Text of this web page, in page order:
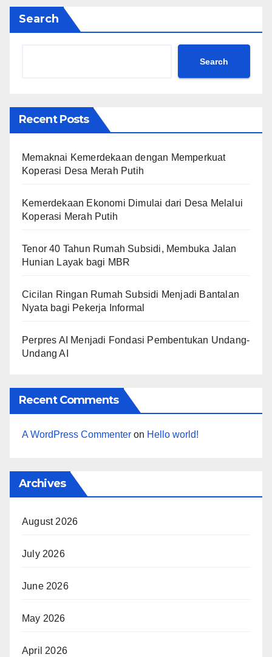
Search
Search
Recent Posts
Memaknai Kemerdekaan dengan Memperkuat
Koperasi Desa Merah Putih
Kemerdekaan Ekonomi Dimulai dari Desa Melalui
Koperasi Merah Putih
Tenor 40 Tahun Rumah Subsidi, Membuka Jalan
Hunian Layak bagi MBR
Cicilan Ringan Rumah Subsidi Menjadi Bantalan
Nyata bagi Pekerja Informal
Perpres AI Menjadi Fondasi Pembentukan Undang-
Undang AI
Recent Comments
A WordPress Commenter on Hello world!
Archives
August 2026
July 2026
June 2026
May 2026
April 2026